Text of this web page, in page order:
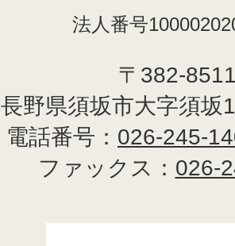
法人番号
〒382-
長野県須坂市大字須坂
電話番号： 026-245-
ファックス： 026-